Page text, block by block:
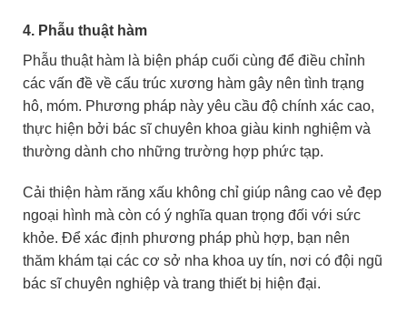
4. Phẫu thuật hàm
Phẫu thuật hàm là biện pháp cuối cùng để điều chỉnh
các vấn đề về cấu trúc xương hàm gây nên tình trạng
hô, móm. Phương pháp này yêu cầu độ chính xác cao,
thực hiện bởi bác sĩ chuyên khoa giàu kinh nghiệm và
thường dành cho những trường hợp phức tạp.
Cải thiện hàm răng xấu không chỉ giúp nâng cao vẻ đẹp
ngoại hình mà còn có ý nghĩa quan trọng đối với sức
khỏe. Để xác định phương pháp phù hợp, bạn nên
thăm khám tại các cơ sở nha khoa uy tín, nơi có đội ngũ
bác sĩ chuyên nghiệp và trang thiết bị hiện đại.